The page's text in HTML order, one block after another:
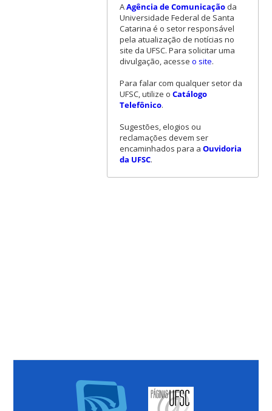
AAgência de Comunicaçãoda
Universidade Federal de Santa
Catarina é o setor responsável
pela atualização de notícias no
site da UFSC. Para solicitar uma
divulgação, acesse o site.
Para falar com qualquer setor da
UFSC, utilize o Catálogo
Telefônico.
Sugestões, elogios ou
reclamações devem ser
encaminhados para a Ouvidoria
da UFSC.